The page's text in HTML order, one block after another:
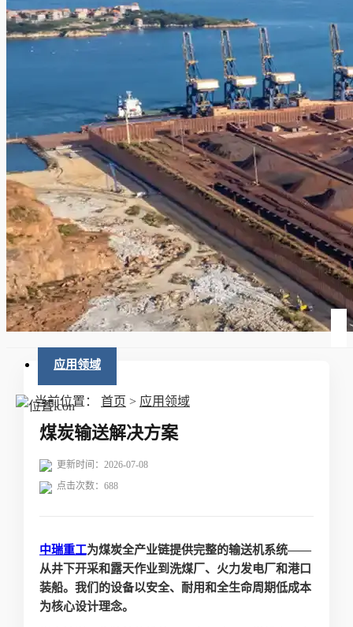
应用领域
当前位置： 首页 > 应用领域
煤炭输送解决方案
更新时间：2026-07-08
点击次数： 688
中瑞重工为煤炭全产业链提供完整的输送机系统——
从井下开采和露天作业到洗煤厂、火力发电厂和港口
装船。我们的设备以安全、耐用和全生命周期低成本
为核心设计理念。